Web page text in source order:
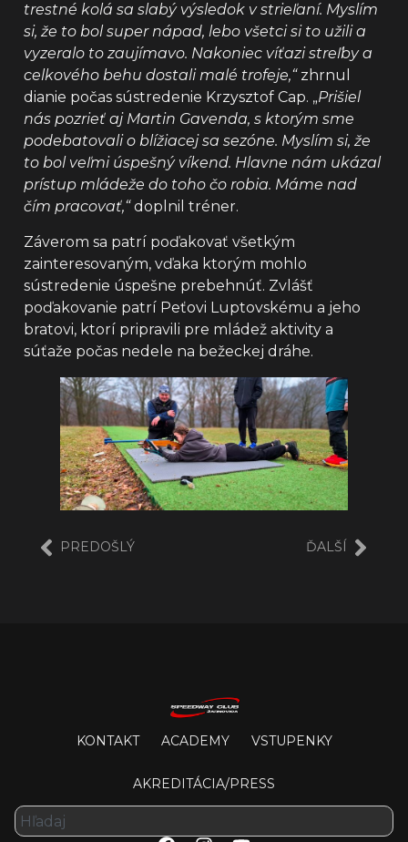
trestné kolá sa slabý výsledok v strieľaní. Myslím
si, že to bol super nápad, lebo všetci si to užili a
vyzeralo to zaujímavo. Nakoniec víťazi streľby a
celkového behu dostali malé trofeje,“zhrnul
dianie počas sústredenie Krzysztof Cap. „Prišiel
nás pozrieť aj Martin Gavenda, s ktorým sme
podebatovali o blížiacej sa sezóne. Myslím si, že
to bol veľmi úspešný víkend. Hlavne nám ukázal
prístup mládeže do toho čo robia. Máme nad
čím pracovať,“doplnil tréner.
Záverom sa patrí poďakovať všetkým
zainteresovaným, vďaka ktorým mohlo
sústredenie úspešne prebehnúť. Zvlášť
poďakovanie patrí Peťovi Luptovskému a jeho
bratovi, ktorí pripravili pre mládež aktivity a
súťaže počas nedele na bežeckej dráhe.
PREDOŠLÝ ĎALŠÍ
KONTAKT ACADEMY VSTUPENKY
AKREDITÁCIA/PRESS